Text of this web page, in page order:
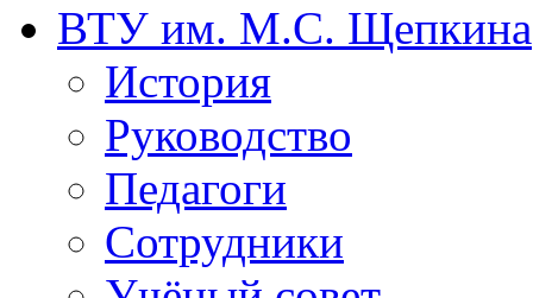
ВТУ им. М.С. Щепкина
История
Руководство
Педагоги
Сотрудники